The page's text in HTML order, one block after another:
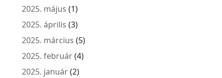
2025. május (1)
2025. április (3)
2025. március (5)
2025. február(4)
2025. január(2)